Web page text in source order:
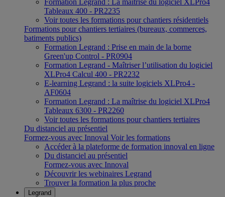
Formation Legrand : La maîtrise du logiciel XLPro4
Tableaux 400 - PR2235
Voir toutes les formations pour chantiers résidentiels
Formations pour chantiers tertiaires (bureaux, commerces,
batiments publics)
Formation Legrand : Prise en main de la borne
Green'up Control - PR0904
Formation Legrand - Maîtriser l’utilisation du logiciel
XLPro4 Calcul 400 - PR2232
E-learning Legrand : la suite logiciels XLPro4 -
AF0604
Formation Legrand : La maîtrise du logiciel XLPro4
Tableaux 6300 - PR2260
Voir toutes les formations pour chantiers tertiaires
Du distanciel au présentiel
Formez-vous avec Innoval Voir les formations
Accéder à la plateforme de formation innoval en ligne
Du distanciel au présentiel
Formez-vous avec Innoval
Découvrir les webinaires Legrand
Trouver la formation la plus proche
Legrand